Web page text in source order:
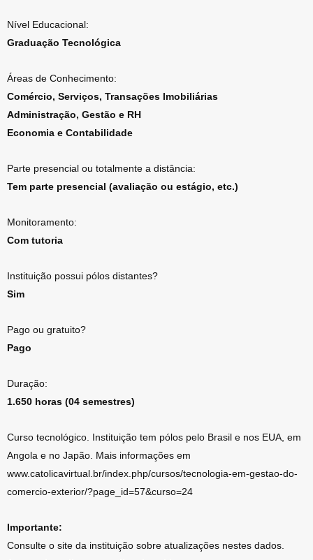
Nível Educacional:
Graduação Tecnológica
Áreas de Conhecimento:
Comércio, Serviços, Transações Imobiliárias
Administração, Gestão e RH
Economia e Contabilidade
Parte presencial ou totalmente a distância:
Tem parte presencial (avaliação ou estágio, etc.)
Monitoramento:
Com tutoria
Instituição possui pólos distantes?
Sim
Pago ou gratuito?
Pago
Duração:
1.650 horas (04 semestres)
Curso tecnológico. Instituição tem pólos pelo Brasil e nos EUA, em
Angola e no Japão. Mais informações em
www.catolicavirtual.br/index.php/cursos/tecnologia-em-gestao-do-
comercio-exterior/?page_id=57&curso=24
Importante:
Consulte o site da instituição sobre atualizações nestes dados.